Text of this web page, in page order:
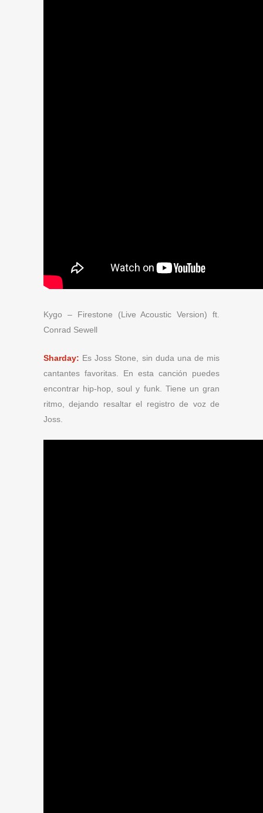
Kygo – Firestone (Live Acoustic Version) ft.
Conrad Sewell
Sharday: Es Joss Stone, sin duda una de mis
cantantes favoritas. En esta canción puedes
encontrar hip-hop, soul y funk. Tiene un gran
ritmo, dejando resaltar el registro de voz de
Joss.